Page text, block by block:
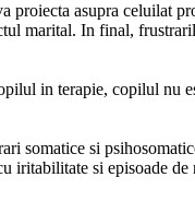
proiecta asupra celuilat
marital. In final,
in terapie, copilul nu
somatice si
si episoade